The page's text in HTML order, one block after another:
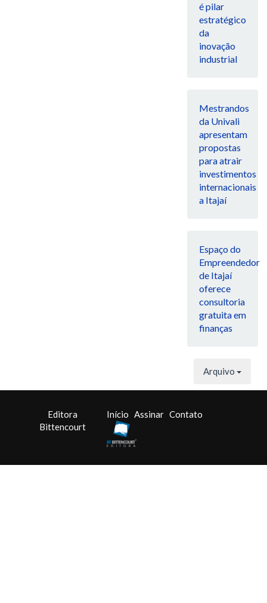
é pilar
estratégico
da
inovação
industrial
Mestrandos
da Univali
apresentam
propostas
para atrair
investimentos
internacionais
a Itajaí
Espaço do
Empreendedor
de Itajaí
oferece
consultoria
gratuita em
finanças
Arquivo
Editora
Bittencourt
Início Assinar Contato